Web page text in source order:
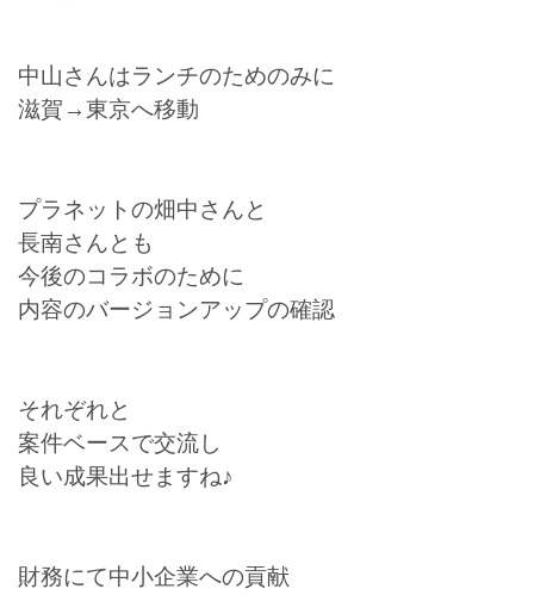
中山さんはランチのためのみに
滋賀→東京へ移動
プラネットの畑中さんと
長南さんとも
今後のコラボのために
内容のバージョンアップの確認
それぞれと
案件ベースで交流し
良い成果出せますね♪
財務にて中小企業への貢献